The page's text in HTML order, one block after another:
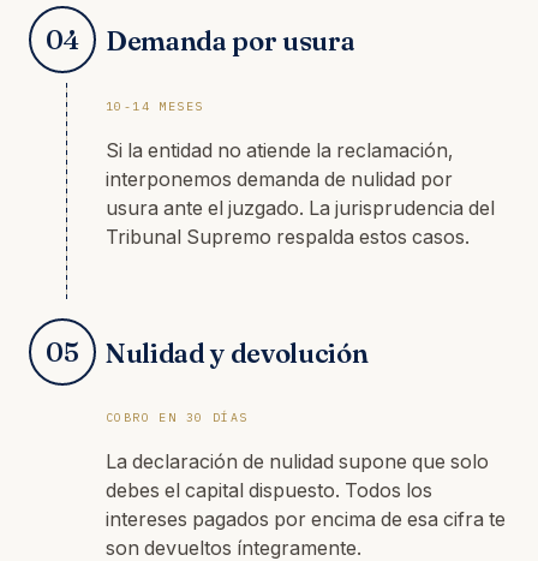
04 Demanda por usura
10-14 MESES
Si la entidad no atiende la reclamación,
interponemos demanda de nulidad por
usura ante el juzgado. La jurisprudencia del
Tribunal Supremo respalda estos casos.
05 Nulidad y devolución
COBRO EN 30 DÍAS
La declaración de nulidad supone que solo
debes el capital dispuesto. Todos los
intereses pagados por encima de esa cifra te
son devueltos íntegramente.